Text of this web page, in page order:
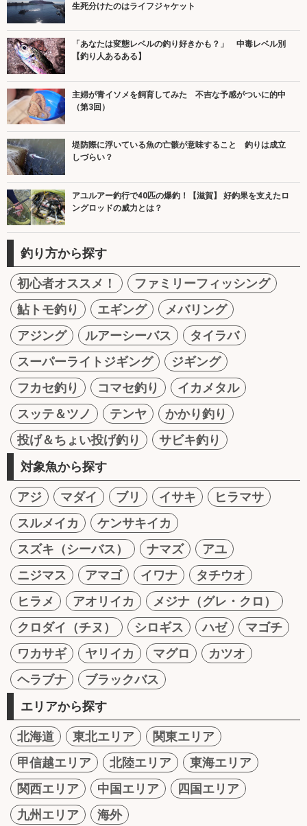
生死分けたのはライフジャケット
「あなたは変態レベルの釣り好きかも？」 中毒レベル別
【釣り人あるある】
主婦が青イソメを飼育してみた 不吉な予感がついに的中
（第3回）
堤防際に浮いている魚の亡骸が意味すること 釣りは成立
しづらい？
アユルアー釣行で40匹の爆釣！【滋賀】 好釣果を支えたロ
ングロッドの威力とは？
釣り方から探す
初心者オススメ！
ファミリーフィッシング
鮎トモ釣り
エギング
メバリング
アジング
ルアーシーバス
タイラバ
スーパーライトジギング
ジギング
フカセ釣り
コマセ釣り
イカメタル
スッテ＆ツノ
テンヤ
かかり釣り
投げ＆ちょい投げ釣り
サビキ釣り
対象魚から探す
アジ マダイ ブリ イサキ
ヒラマサ
スルメイカ
ケンサキイカ
スズキ（シーバス）
ナマズ
アユ
ニジマス
アマゴ イワナ
タチウオ
ヒラメ
アオリイカ
メジナ（グレ・クロ）
クロダイ（チヌ）
シロギス ハゼ
マゴチ
ワカサギ
ヤリイカ マグロ
カツオ
ヘラブナ
ブラックバス
エリアから探す
北海道 東北エリア
関東エリア
甲信越エリア
北陸エリア
東海エリア
関西エリア
中国エリア
四国エリア
九州エリア
海外